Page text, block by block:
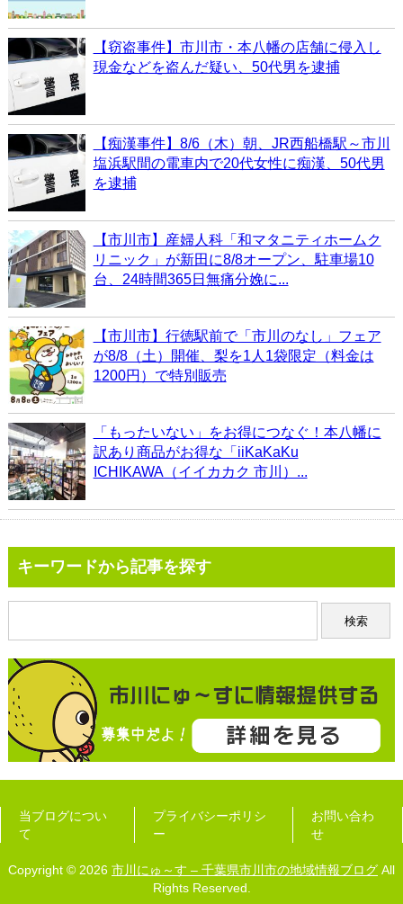
【窃盗事件】市川市・本八幡の店舗に侵入し
現金などを盗んだ疑い、50代男を逮捕
【痴漢事件】8/6（木）朝、JR西船橋駅～市川
塩浜駅間の電車内で20代女性に痴漢、50代男
を逮捕
【市川市】産婦人科「和マタニティホームク
リニック」が新田に8/8オープン、駐車場10
台、24時間365日無痛分娩に...
【市川市】行徳駅前で「市川のなし」フェア
が8/8（土）開催、梨を1人1袋限定（料金は
1200円）で特別販売
「もったいない」をお得につなぐ！本八幡に
訳あり商品がお得な「iiKaKaKu
ICHIKAWA（イイカカク 市川）...
キーワードから記事を探す
当ブログについ
て
プライバシーポリシ
ー
お問い合わ
せ
Copyright © 2026 市川にゅ～す – 千葉県市川市の地域情報ブログ All
Rights Reserved.